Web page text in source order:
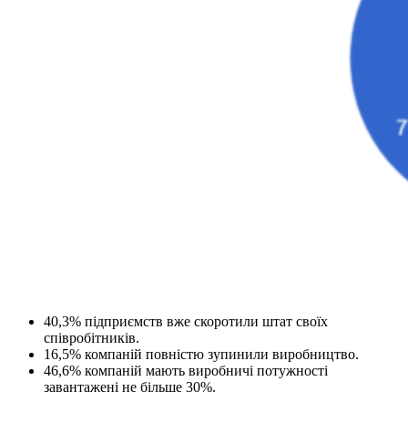
40,3% підприємств вже скоротили штат своїх
співробітників.
16,5% компаній повністю зупинили виробництво.
46,6% компаній мають виробничі потужності
завантажені не більше 30%.